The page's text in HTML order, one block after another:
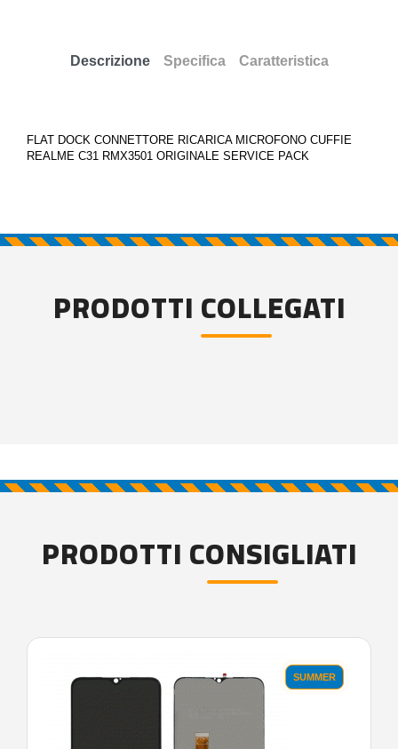
Descrizione Specifica Caratteristica
FLAT DOCK CONNETTORE RICARICA MICROFONO CUFFIE
REALME C31 RMX3501 ORIGINALE SERVICE PACK
PRODOTTI COLLEGATI
PRODOTTI CONSIGLIATI
SUMMER